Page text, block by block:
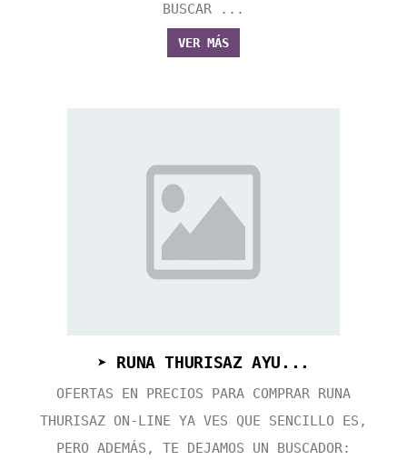
BUSCAR ...
VER MÁS
➤ RUNA THURISAZ AYU...
OFERTAS EN PRECIOS PARA COMPRAR RUNA
THURISAZ ON-LINE YA VES QUE SENCILLO ES,
PERO ADEMÁS, TE DEJAMOS UN BUSCADOR: